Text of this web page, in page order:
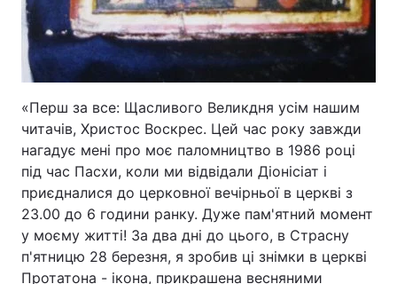
Відео з Youtube Статті
Інтерв'ю Думки
Архів Вакансії
Контакти
Послуги
«Перш за все: Щасливого Великдня усім нашим
читачів, Христос Воскрес. Цей час року завжди
нагадує мені про моє паломництво в 1986 році
під час Пасхи, коли ми відвідали Діонісіат і
приєдналися до церковної вечірньої в церкві з
23.00 до 6 години ранку. Дуже пам'ятний момент
у моєму житті! За два дні до цього, в Страсну
п'ятницю 28 березня, я зробив ці знімки в церкві
Протатона - ікона, прикрашена весняними